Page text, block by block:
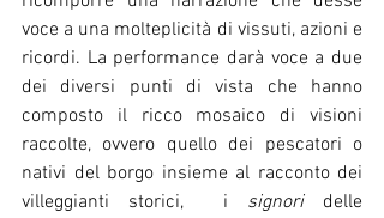
voce a una molteplicità di vissuti, azioni e
ricordi. La performance darà voce a due
dei diversi punti di vista che hanno
composto il ricco mosaico di visioni
raccolte, ovvero quello dei pescatori o
nativi del borgo insieme al racconto dei
villeggianti storici,  i signori delle